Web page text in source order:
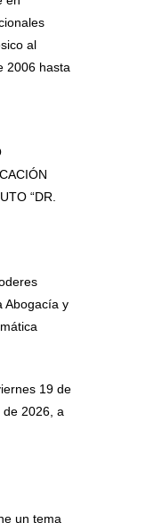
al
2006 hasta
“DR.
Abogacía y
19 de
de 2026, a
un tema